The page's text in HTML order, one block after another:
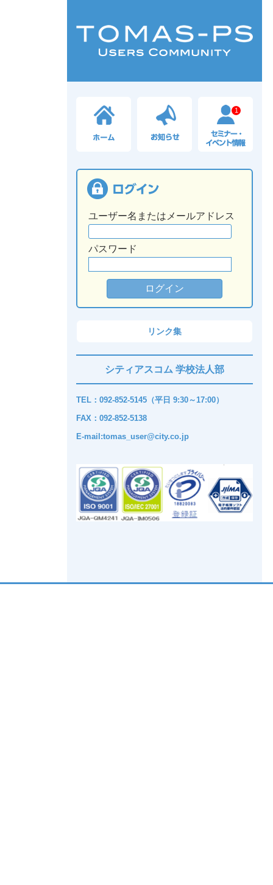
1
ユーザー名またはメールアドレス
パスワード
リンク集
シティアスコム 学校法人部
TEL：092-852-5145（平日 9:30～17:00）
FAX：092-852-5138
E-mail:tomas_user@city.co.jp